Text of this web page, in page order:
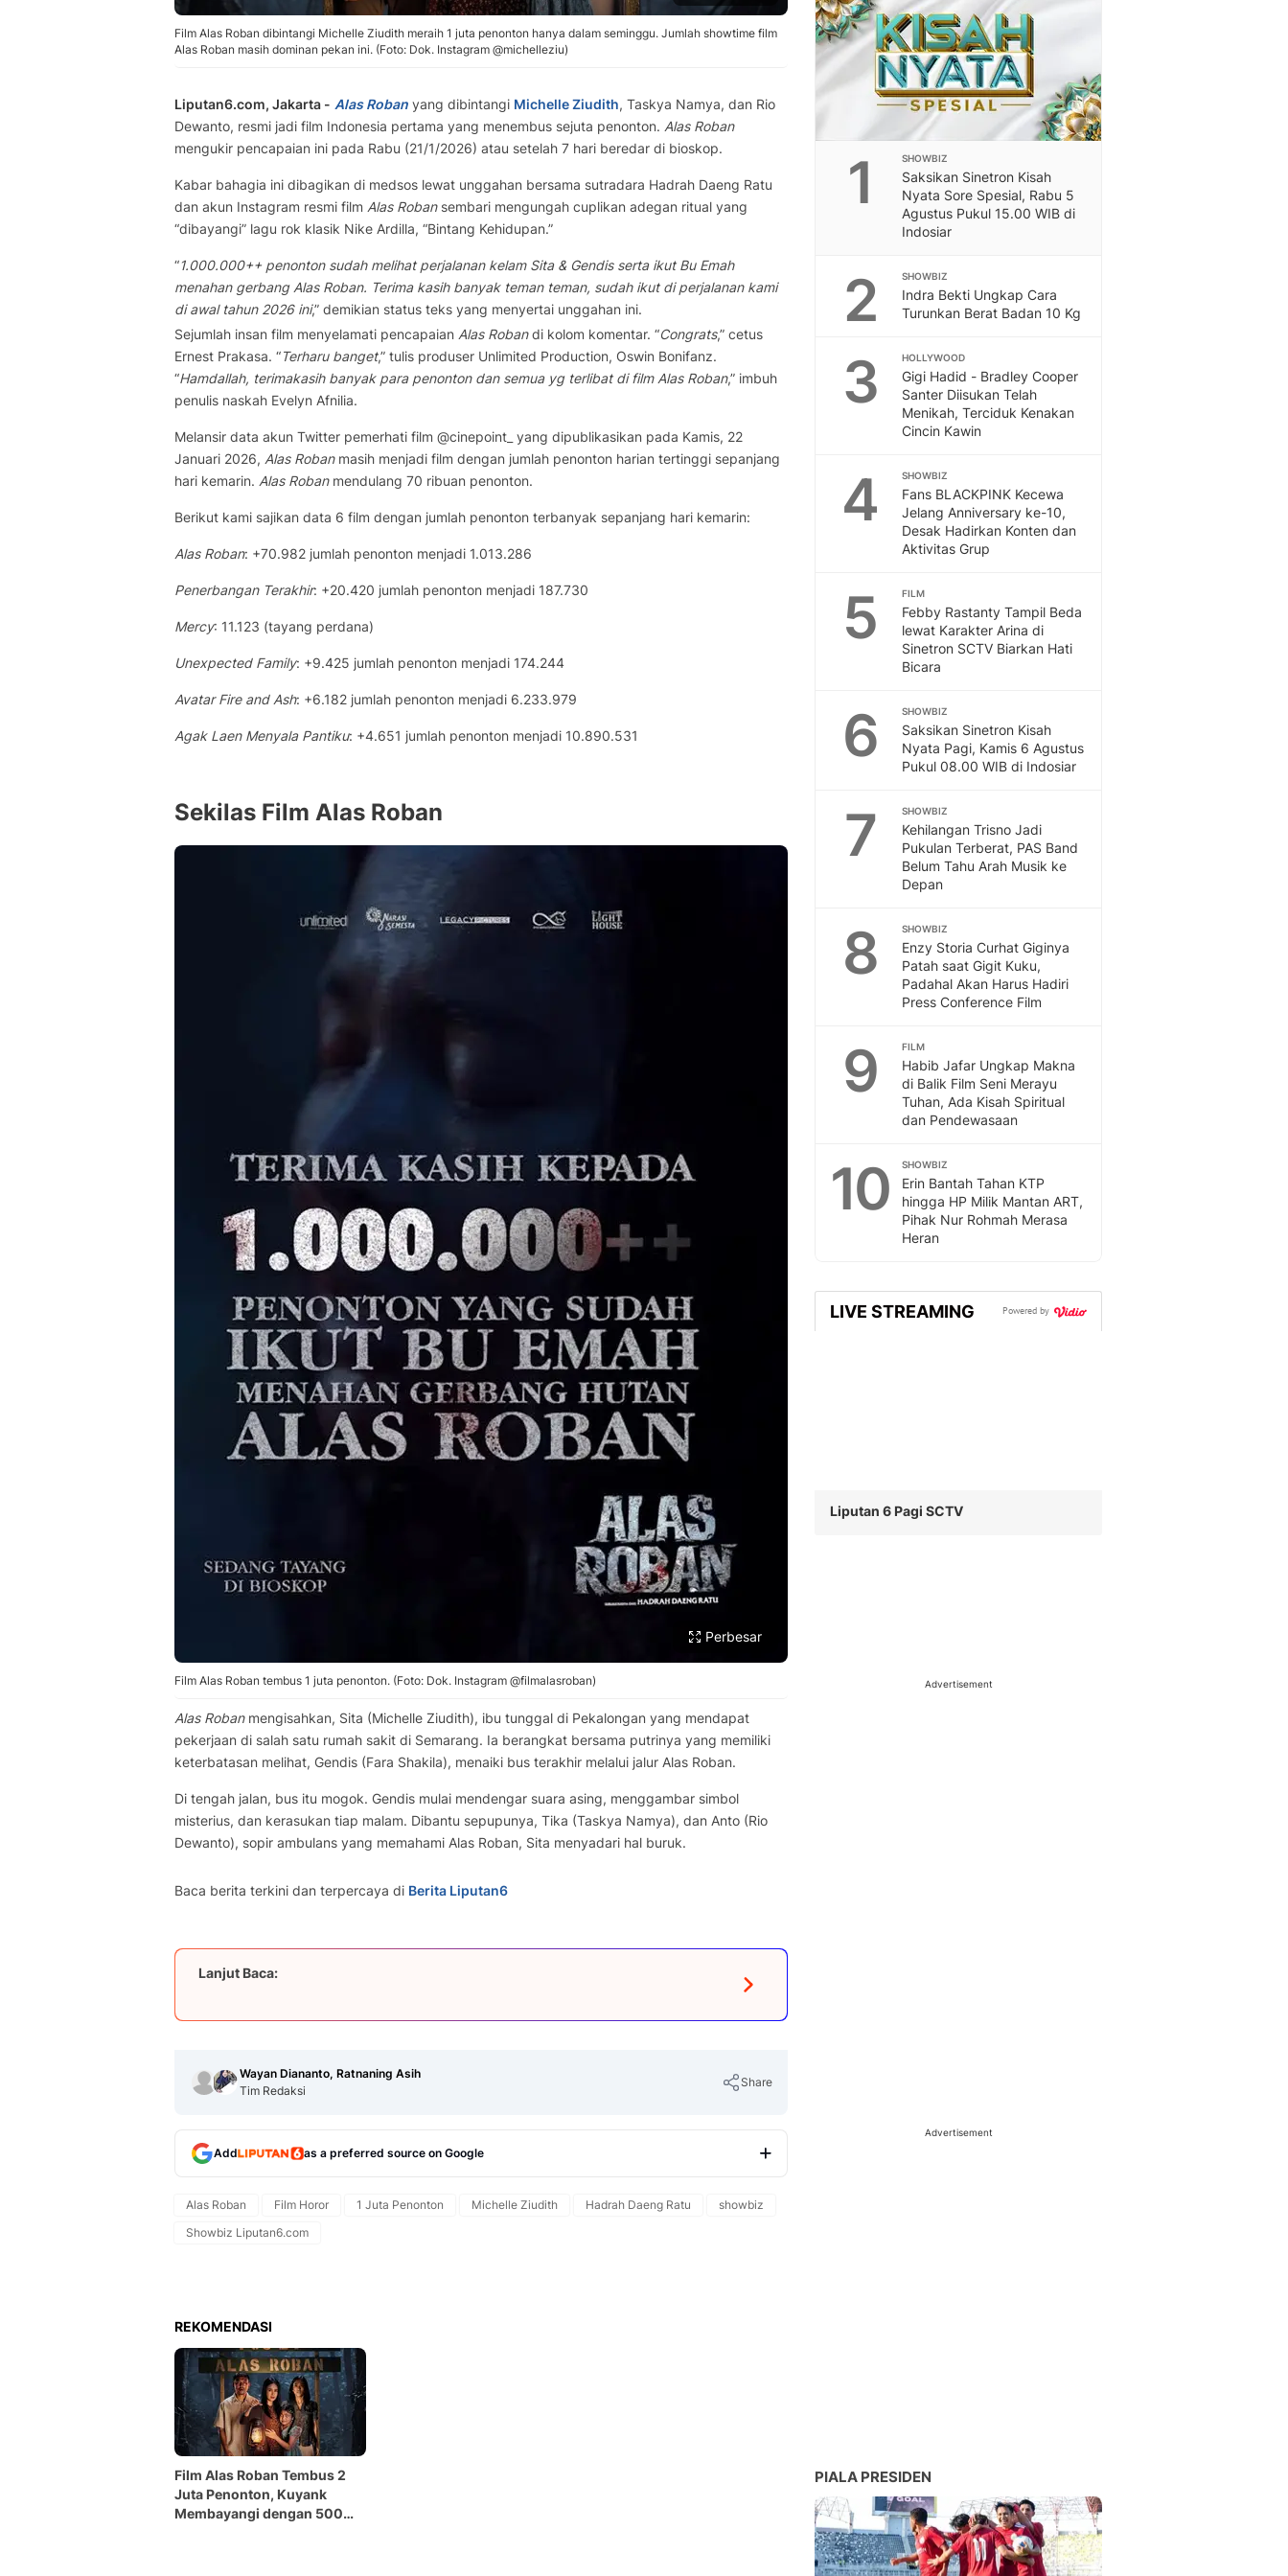
Film Alas Roban dibintangi Michelle Ziudith meraih 1 juta penonton hanya dalam seminggu. Jumlah showtime film
Alas Roban masih dominan pekan ini. (Foto: Dok. Instagram @michelleziu)
Liputan6.com, Jakarta - Alas Roban yang dibintangi Michelle Ziudith, Taskya Namya, dan Rio
Dewanto, resmi jadi film Indonesia pertama yang menembus sejuta penonton. Alas Roban
mengukir pencapaian ini pada Rabu (21/1/2026) atau setelah 7 hari beredar di bioskop.
Kabar bahagia ini dibagikan di medsos lewat unggahan bersama sutradara Hadrah Daeng Ratu
dan akun Instagram resmi film Alas Robansembari mengungah cuplikan adegan ritual yang
“dibayangi” lagu rok klasik Nike Ardilla, “Bintang Kehidupan.”
“1.000.000++ penonton sudah melihat perjalanan kelam Sita & Gendis serta ikut Bu Emah
menahan gerbang Alas Roban. Terima kasih banyak teman teman, sudah ikut di perjalanan kami
di awal tahun 2026 ini,” demikian status teks yang menyertai unggahan ini.
Sejumlah insan film menyelamati pencapaian Alas Robandi kolom komentar. “Congrats,” cetus
Ernest Prakasa. “Terharu banget,” tulis produser Unlimited Production, Oswin Bonifanz.
“Hamdallah, terimakasih banyak para penonton dan semua yg terlibat di film Alas Roban,” imbuh
penulis naskah Evelyn Afnilia.
Melansir data akun Twitter pemerhati film @cinepoint_ yang dipublikasikan pada Kamis, 22
Januari 2026, Alas Robanmasih menjadi film dengan jumlah penonton harian tertinggi sepanjang
hari kemarin. Alas Robanmendulang 70 ribuan penonton.
Berikut kami sajikan data 6 film dengan jumlah penonton terbanyak sepanjang hari kemarin:
Alas Roban: +70.982 jumlah penonton menjadi 1.013.286
Penerbangan Terakhir: +20.420 jumlah penonton menjadi 187.730
Mercy: 11.123 (tayang perdana)
Unexpected Family: +9.425 jumlah penonton menjadi 174.244
Avatar Fire and Ash: +6.182 jumlah penonton menjadi 6.233.979
Agak Laen Menyala Pantiku: +4.651 jumlah penonton menjadi 10.890.531
Sekilas Film Alas Roban
Perbesar
Film Alas Roban tembus 1 juta penonton. (Foto: Dok. Instagram @filmalasroban)
Alas Robanmengisahkan, Sita (Michelle Ziudith), ibu tunggal di Pekalongan yang mendapat
pekerjaan di salah satu rumah sakit di Semarang. Ia berangkat bersama putrinya yang memiliki
keterbatasan melihat, Gendis (Fara Shakila), menaiki bus terakhir melalui jalur Alas Roban.
Di tengah jalan, bus itu mogok. Gendis mulai mendengar suara asing, menggambar simbol
misterius, dan kerasukan tiap malam. Dibantu sepupunya, Tika (Taskya Namya), dan Anto (Rio
Dewanto), sopir ambulans yang memahami Alas Roban, Sita menyadari hal buruk.
Baca berita terkini dan terpercaya di Berita Liputan6
Lanjut Baca:
Wayan Diananto, Ratnaning Asih
Tim Redaksi
Share
Add as a preferred source on Google
Alas Roban Film Horor 1 Juta Penonton Michelle Ziudith Hadrah Daeng Ratu
showbiz
Showbiz Liputan6.com
REKOMENDASI
Film Alas Roban Tembus 2
Juta Penonton, Kuyank
Membayangi dengan 500
1 SHOWBIZ
Saksikan Sinetron Kisah
Nyata Sore Spesial, Rabu 5
Agustus Pukul 15.00 WIB di
Indosiar
2 SHOWBIZ
Indra Bekti Ungkap Cara
Turunkan Berat Badan 10 Kg
3 HOLLYWOOD
Gigi Hadid - Bradley Cooper
Santer Diisukan Telah
Menikah, Terciduk Kenakan
Cincin Kawin
4 SHOWBIZ
Fans BLACKPINK Kecewa
Jelang Anniversary ke-10,
Desak Hadirkan Konten dan
Aktivitas Grup
5 FILM
Febby Rastanty Tampil Beda
lewat Karakter Arina di
Sinetron SCTV Biarkan Hati
Bicara
6 SHOWBIZ
Saksikan Sinetron Kisah
Nyata Pagi, Kamis 6 Agustus
Pukul 08.00 WIB di Indosiar
7 SHOWBIZ
Kehilangan Trisno Jadi
Pukulan Terberat, PAS Band
Belum Tahu Arah Musik ke
Depan
8 SHOWBIZ
Enzy Storia Curhat Giginya
Patah saat Gigit Kuku,
Padahal Akan Harus Hadiri
Press Conference Film
9 FILM
Habib Jafar Ungkap Makna
di Balik Film Seni Merayu
Tuhan, Ada Kisah Spiritual
dan Pendewasaan
10 SHOWBIZ
Erin Bantah Tahan KTP
hingga HP Milik Mantan ART,
Pihak Nur Rohmah Merasa
Heran
LIVE STREAMING Powered by
Liputan 6 Pagi SCTV
Advertisement
Advertisement
PIALA PRESIDEN